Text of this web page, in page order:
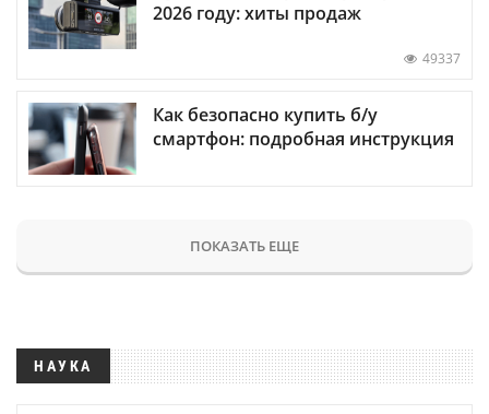
2026 году: хиты продаж
49337
Как безопасно купить б/у
смартфон: подробная инструкция
ПОКАЗАТЬ ЕЩЕ
НАУКА